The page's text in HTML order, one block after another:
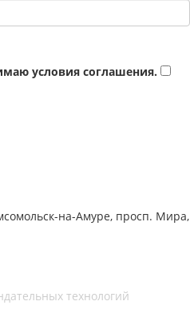
условия соглашения.
на-Амуре, просп. Мира,
технологий